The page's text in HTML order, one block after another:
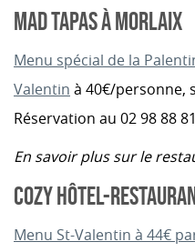
MAD TAPAS À MORLAIX
Menu spécial de la
Valentin à 40€/personne,
Réservation au 02 98 88
En savoir plus sur le
COZY HÔTEL-
Menu St-Valentin à 44€